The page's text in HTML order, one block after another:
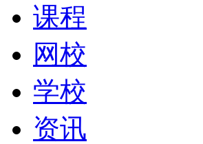
课程
网校
学校
资讯